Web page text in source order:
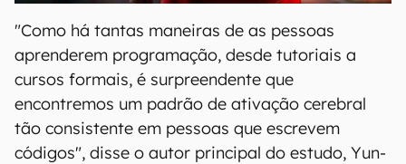
"Como há tantas maneiras de as pessoas
aprenderem programação, desde tutoriais a
cursos formais, é surpreendente que
encontremos um padrão de ativação cerebral
tão consistente em pessoas que escrevem
códigos", disse o autor principal do estudo, Yun-